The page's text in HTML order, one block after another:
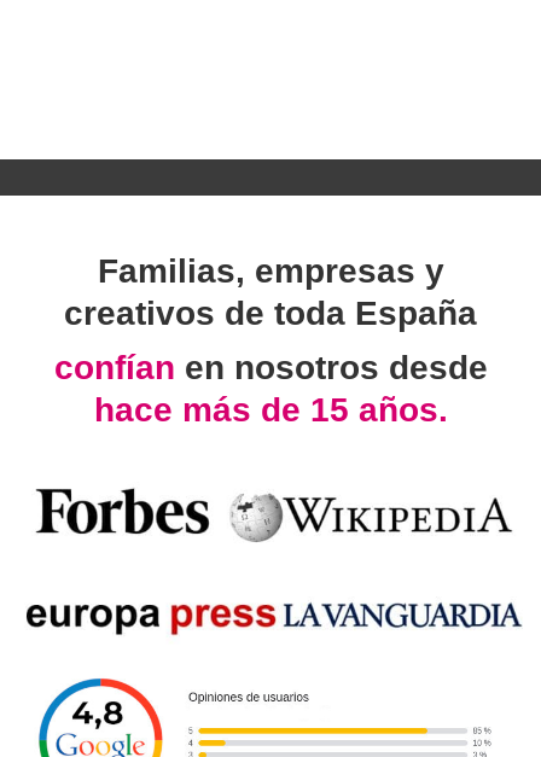
Familias, empresas y
creativos de toda España
confían en nosotros desde
hace más de 15 años.